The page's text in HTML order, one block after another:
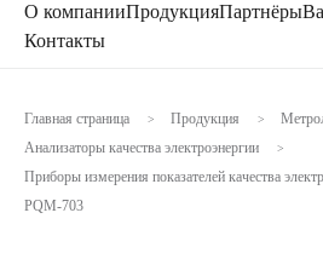
О компанииПродукцияПартнёры
Контакты
Главная страница > Продукция >
Анализаторы качества электроэнергии >
Приборы измерения показателей качества
PQM-703